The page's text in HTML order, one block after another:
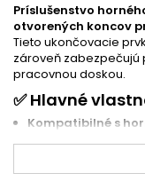
Príslušenstvo
otvorených koncov
Tieto ukončovacie
zároveň zabezpečujú
pracovnou doskou.
✅ Hlavné
Kompatibilné s
oddeleniu